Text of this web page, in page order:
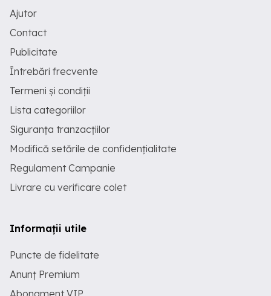
Ajutor
Contact
Publicitate
Întrebări frecvente
Termeni și condiții
Lista categoriilor
Siguranța tranzacțiilor
Modifică setările de confidențialitate
Regulament Campanie
Livrare cu verificare colet
Informații utile
Puncte de fidelitate
Anunț Premium
Abonament VIP